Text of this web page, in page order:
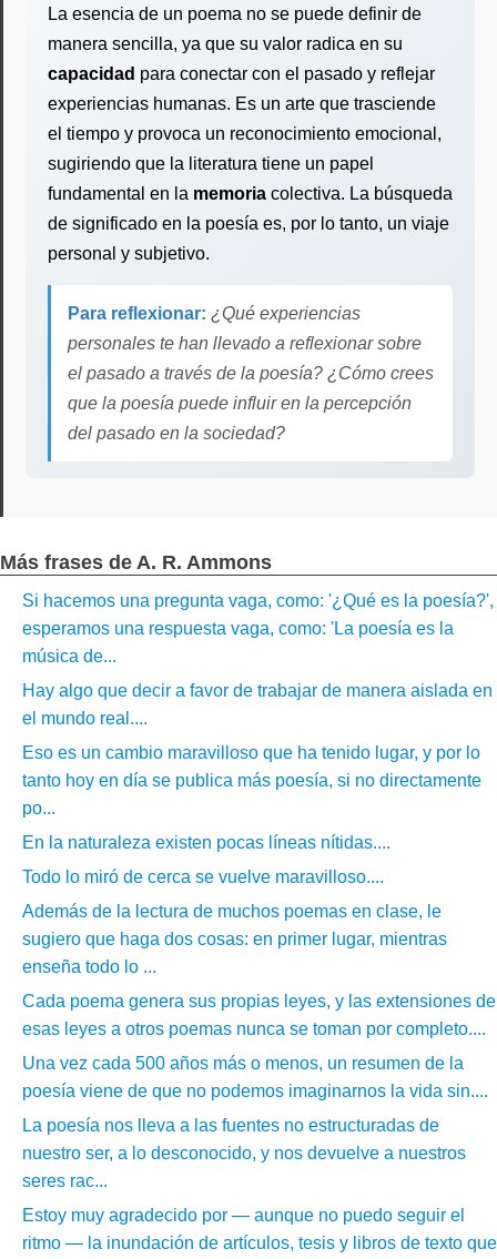
La esencia de un poema no se puede definir de
manera sencilla, ya que su valor radica en su
capacidad para conectar con el pasado y reflejar
experiencias humanas. Es un arte que trasciende
el tiempo y provoca un reconocimiento emocional,
sugiriendo que la literatura tiene un papel
fundamental en la memoria colectiva. La búsqueda
de significado en la poesía es, por lo tanto, un viaje
personal y subjetivo.
Para reflexionar: ¿Qué experiencias
personales te han llevado a reflexionar sobre
el pasado a través de la poesía? ¿Cómo crees
que la poesía puede influir en la percepción
del pasado en la sociedad?
Más frases de A. R. Ammons
Si hacemos una pregunta vaga, como: '¿Qué es la poesía?',
esperamos una respuesta vaga, como: 'La poesía es la
música de...
Hay algo que decir a favor de trabajar de manera aislada en
el mundo real....
Eso es un cambio maravilloso que ha tenido lugar, y por lo
tanto hoy en día se publica más poesía, si no directamente
po...
En la naturaleza existen pocas líneas nítidas....
Todo lo miró de cerca se vuelve maravilloso....
Además de la lectura de muchos poemas en clase, le
sugiero que haga dos cosas: en primer lugar, mientras
enseña todo lo ...
Cada poema genera sus propias leyes, y las extensiones de
esas leyes a otros poemas nunca se toman por completo....
Una vez cada 500 años más o menos, un resumen de la
poesía viene de que no podemos imaginarnos la vida sin....
La poesía nos lleva a las fuentes no estructuradas de
nuestro ser, a lo desconocido, y nos devuelve a nuestros
seres rac...
Estoy muy agradecido por — aunque no puedo seguir el
ritmo — la inundación de artículos, tesis y libros de texto que